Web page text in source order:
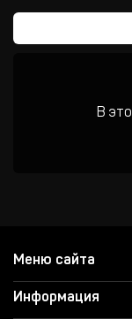
В
Меню сайта
Информация